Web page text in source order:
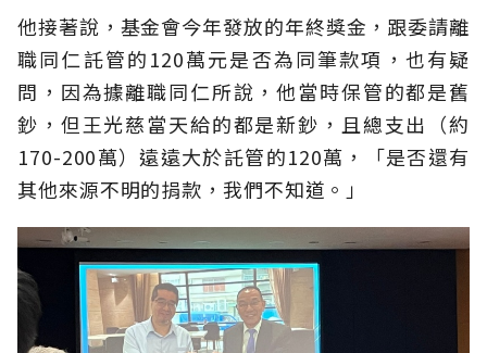
他接著說，基金會今年發放的年終獎金，跟委請離
職同仁託管的120萬元是否為同筆款項，也有疑
問，因為據離職同仁所說，他當時保管的都是舊
鈔，但王光慈當天給的都是新鈔，且總支出（約
170-200萬）遠遠大於託管的120萬，「是否還有
其他來源不明的捐款，我們不知道。」